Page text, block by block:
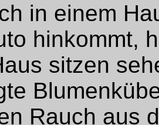
in einem
hinkommt,
sitzen
Rauch aus